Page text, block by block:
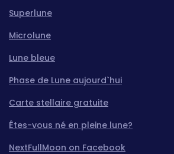
Superlune
Microlune
Lune bleue
Phase de Lune aujourd`hui
Carte stellaire gratuite
Êtes-vous né en pleine lune?
NextFullMoon on Facebook